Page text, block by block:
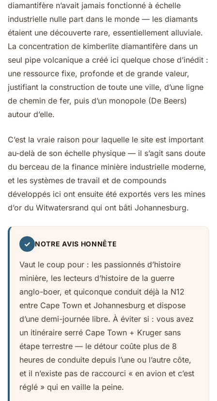
diamantifère n’avait jamais fonctionné à échelle
industrielle nulle part dans le monde — les diamants
étaient une découverte rare, essentiellement alluviale.
La concentration de kimberlite diamantifère dans un
seul pipe volcanique a créé ici quelque chose d’inédit :
une ressource fixe, profonde et de grande valeur,
justifiant la construction de toute une ville, d’une ligne
de chemin de fer, puis d’un monopole (De Beers)
autour d’elle.
C’est la vraie raison pour laquelle le site est important
au-delà de son échelle physique — il s’agit sans doute
du berceau de la finance minière industrielle moderne,
et les systèmes de travail et de compounds
développés ici ont ensuite été exportés vers les mines
d’or du Witwatersrand qui ont bâti Johannesburg.
✓ NOTRE AVIS HONNÊTE
Vaut le coup pour : les passionnés d’histoire
minière, les lecteurs d’histoire de la guerre
anglo-boer, et quiconque conduit déjà la N12
entre Cape Town et Johannesburg et dispose
d’une demi-journée libre. À éviter si : vous avez
un itinéraire serré Cape Town + Kruger sans
étape terrestre — le détour coûte plus de 8
heures de conduite depuis l’une ou l’autre côte,
et il n’existe pas de raccourci « en avion et c’est
réglé » qui en vaille la peine.